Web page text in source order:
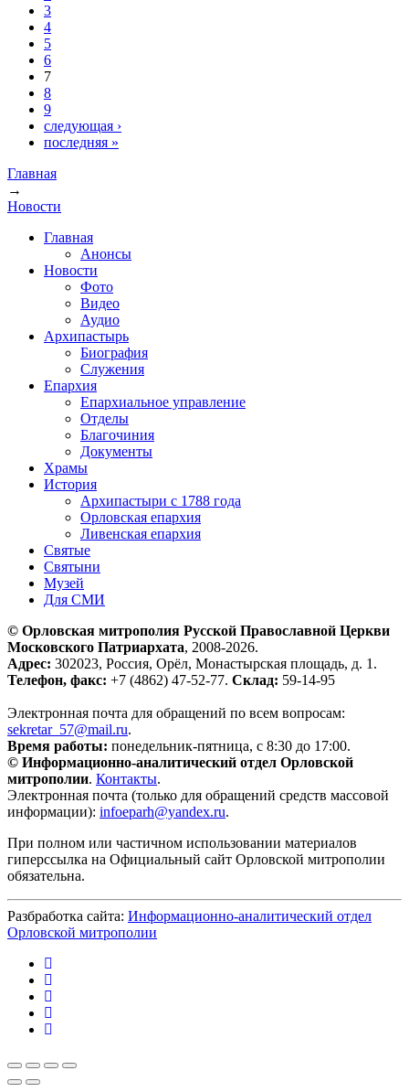
3
4
5
6
7
8
9
следующая ›
последняя »
Вы здесь
Главная
→
Новости
Главная
Анонсы
Новости
Фото
Видео
Аудио
Архипастырь
Биография
Служения
Епархия
Епархиальное управление
Отделы
Благочиния
Документы
Храмы
История
Архипастыри с 1788 года
Орловская епархия
Ливенская епархия
Святые
Святыни
Музей
Для СМИ
© Орловская митрополия Русской Православной Церкви
Московского Патриархата, 2008-2026.
Адрес: 302023, Россия, Орёл, Монастырская площадь, д. 1.
Телефон, факс: +7 (4862) 47-52-77. Склад: 59-14-95
Электронная почта для обращений по всем вопросам:
sekretar_57@mail.ru.
Время работы: понедельник-пятница, с 8:30 до 17:00.
© Информационно-аналитический отдел Орловской
митрополии. Контакты.
Электронная почта (только для обращений средств массовой
информации): infoeparh@yandex.ru.
При полном или частичном использовании материалов
гиперссылка на Официальный сайт Орловской митрополии
обязательна.
Разбработка сайта: Информационно-аналитический отдел
Орловской митрополии